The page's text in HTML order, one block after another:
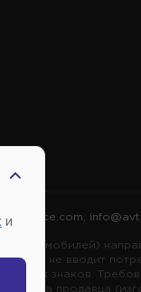
| Автовсе.com
не вводит
знаков.
на продавца
и